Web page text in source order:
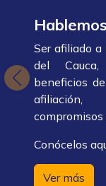
Ser afiliado a
del
beneficios
afiliación,
Conócelos
Ver más